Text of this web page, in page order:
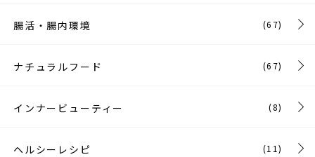
腸活・腸内環境 (67)
ナチュラルフード (67)
インナービューティー (8)
ヘルシーレシピ (11)